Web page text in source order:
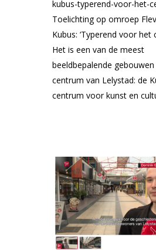
kubus-typerend-voor-het-
Toelichting op omroep
Kubus: ‘Typerend voor het
Het is een van de meest
beeldbepalende
centrum van Lelystad: de
centrum voor kunst en